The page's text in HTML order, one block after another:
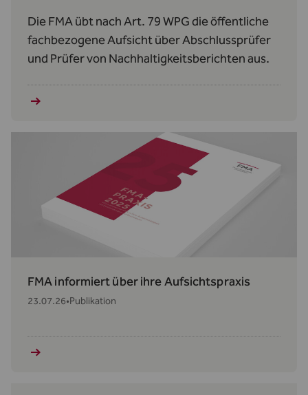
Die FMA übt nach Art. 79 WPG die öffentliche
fachbezogene Aufsicht über Abschlussprüfer
und Prüfer von Nachhaltigkeitsberichten aus.
FMA informiert über ihre Aufsichtspraxis
23.07.26•Publikation